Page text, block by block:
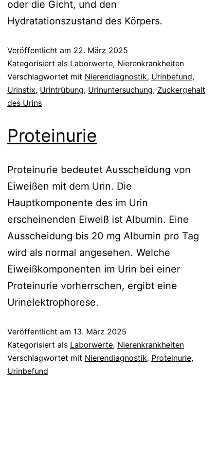
oder die Gicht, und den
Hydratationszustand des Körpers.
Veröffentlicht am 22. März 2025
Kategorisiert als Laborwerte, Nierenkrankheiten
Verschlagwortet mit Nierendiagnostik, Urinbefund,
Urinstix, Urintrübung, Urinuntersuchung, Zuckergehalt
des Urins
Proteinurie
Proteinurie bedeutet Ausscheidung von
Eiweißen mit dem Urin. Die
Hauptkomponente des im Urin
erscheinenden Eiweiß ist Albumin. Eine
Ausscheidung bis 20 mg Albumin pro Tag
wird als normal angesehen. Welche
Eiweißkomponenten im Urin bei einer
Proteinurie vorherrschen, ergibt eine
Urinelektrophorese.
Veröffentlicht am 13. März 2025
Kategorisiert als Laborwerte, Nierenkrankheiten
Verschlagwortet mit Nierendiagnostik, Proteinurie,
Urinbefund